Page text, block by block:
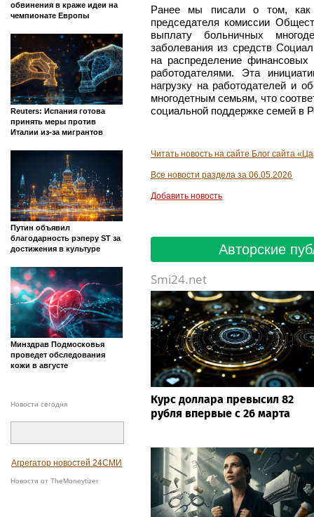
обвинения в краже идеи на
чемпионате Европы
Reuters: Испания готова
принять меры против
Италии из-за мигрантов
Путин объявил
благодарность рэперу ST за
достижения в культуре
Минздрав Подмосковья
проведет обследования
кожи в августе
Новости сегодня
Агрегатор новостей 24СМИ
Новости от TheMoneytizer
Ранее мы писали о том, как
председателя комиссии
выплату больничных
заболевания из средств
на распределение финансовых
работодателями. Эта
нагрузку на работодателей и
многодетным семьям, что
социальной поддержке семей в
Читать новость на сайте Блог сайта
Все новости раздела за 06.05.2026
Добавить новость
Авторские
Smi24.net
Курс доллара превысил 82
рубля впервые с 26 марта